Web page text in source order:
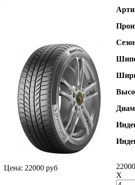
Цена: 22000 руб
X